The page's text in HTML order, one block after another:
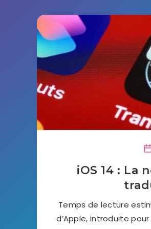
iOS 14 : La
Temps de lecture
d’Apple, introduite